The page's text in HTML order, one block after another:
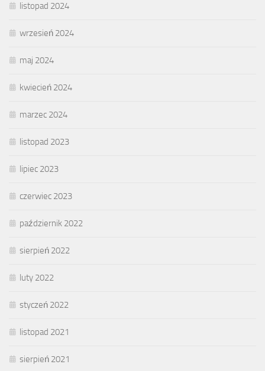
listopad 2024
wrzesień 2024
maj 2024
kwiecień 2024
marzec 2024
listopad 2023
lipiec 2023
czerwiec 2023
październik 2022
sierpień 2022
luty 2022
styczeń 2022
listopad 2021
sierpień 2021